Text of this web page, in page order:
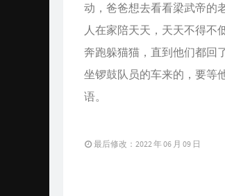
动，爸爸想去看看梁武帝的
人在家陪天天，天天不得不
奔跑躲猫猫，直到他们都回
坐锣鼓队员的车来的，要等
语。
最后修改：2022 年 06 月 09 日